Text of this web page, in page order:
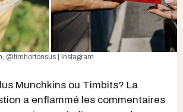
, @timhortonsus | Instagram
Munchkins ou Timbits? La
a enflammé les commentaires